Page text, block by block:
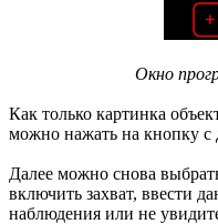
Окно
Как только картинка
можно нажать на кнопку с
Далее можно снова
включить захват, ввести
наблюдения или не